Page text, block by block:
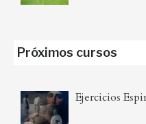
Próximos cursos
Ejercicios